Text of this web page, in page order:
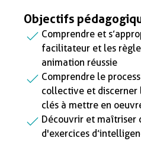
Objectifs
Comprendre et
facilitateur et les
animation réussie
Comprendre le
collective et
clés à mettre en
Découvrir et maîtriser
d'exercices